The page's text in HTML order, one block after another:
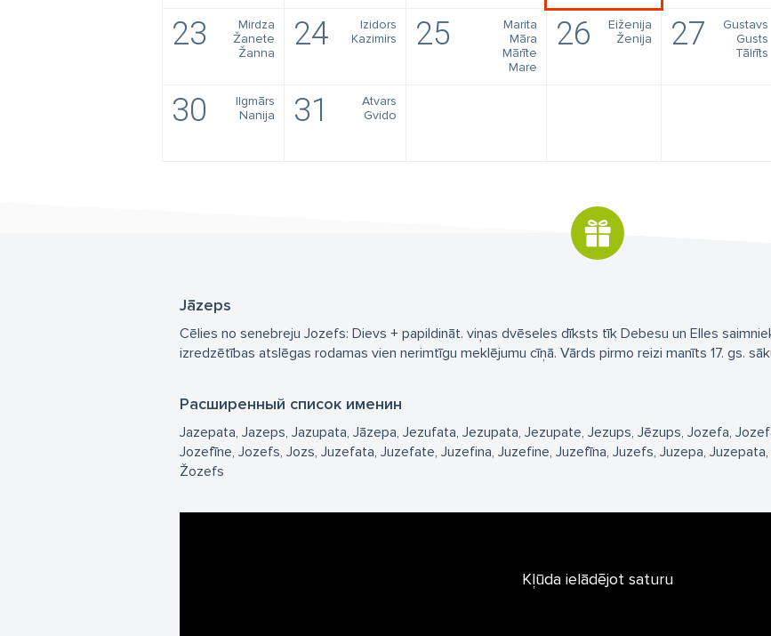
23
Mirdza
Žanete
Žanna
24
Izidors
Kazimirs
25
Marita
Māra
Mārīte
Mare
26
Eiženija
Ženija
27
Gustavs
Gusts
Tālrīts
30
Ilgmārs
Nanija
31
Atvars
Gvido
Jāzeps
Cēlies no senebreju Jozefs: Dievs + papildināt. viņas dvēseles dīksts tīk Debesu un Elles
izredzētības atslēgas rodamas vien nerimtīgu meklējumu cīņā. Vārds pirmo reizi manīts 17. gs.
Расширенный список именин
Jazepata Jazeps Jazupata Jāzepa Jezufata Jezupata Jezupate Jezups Jēzups Jozefa
Jozefīne Jozefs Jozs Juzefata Juzefate Juzefina Juzefine Juzefīna Juzefs Juzepa Juzepata
Žozefs
Kļūda ielādējot saturu